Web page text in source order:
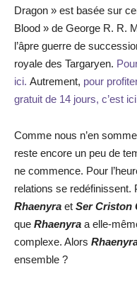
Dragon » est basée sur
Blood » de George R. R.
l’âpre guerre de
royale des Targaryen.
ici. Autrement, pour
gratuit de 14 jours, c’est
Comme nous n’en
reste encore un peu de
ne commence. Pour
relations se redéfinissent.
Rhaenyra et Ser Criston
que Rhaenyra a elle-
complexe. Alors
ensemble ?